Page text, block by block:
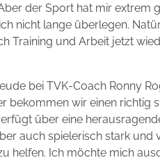
der Sport hat mir extrem
nicht lange überlegen.
Training und Arbeit jetzt
bei TVK-Coach Ronny
bekommen wir einen richtig
über eine
auch spielerisch stark
helfen. Ich möchte mich